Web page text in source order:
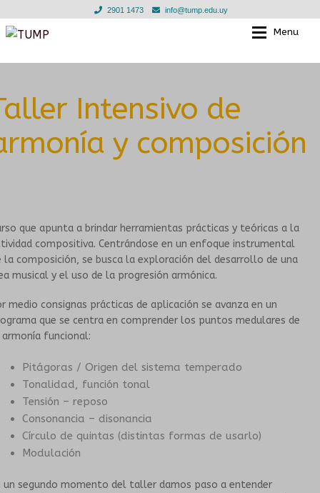
2901 1473 info@tump.edu.uy
Ir
Ir
Menu
CLASES INDIVIDUALES
TALLERES GRUPALES
DOCENTES
EN LOS BARRIOS
MURGA JOVEN
GRUPOS SONANTES
EN INSTITUCIONES EDUCATIVAS
EN LOS BARRIOS
EN INSTITUCIONES EDUCATIVAS
NOTICIAS
GALERIA
CONVENIOS
PROPUESTAS ARTÍSTICAS
CONTACTO
Intensivo de
y composición
que apunta a brindar herramientas prácticas y teóricas a la
compositiva. Centrándose en un enfoque instrumental
la composición, se busca la exploración del desarrollo de una
musical y el uso de la progresión armónica.
medio consignas prácticas de aplicación se avanza en un
que se centra en comprender los puntos medulares de
funcional:
Pitágoras / Origen del sistema temperado
Tonalidad, función tonal
Tensión – reposo
Consonancia – disonancia
Círculo de quintas (distintas formas de usarlo)
Modulación
un segundo momento del taller damos paso a entender